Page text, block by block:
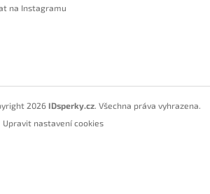
na Instagramu
2026 IDsperky.cz . Všechna práva vyhrazena.
Upravit nastavení cookies